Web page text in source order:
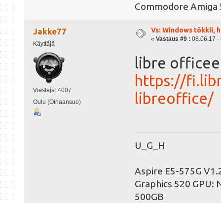
Commodore Amiga
Jakke77
Käyttäjä
Viestejä: 4007
Oulu (Oinaansuo)
Vs: Windows tökkii,
« Vastaus #9 : 08.06.17 -
libre
https://
libreoffice/
U_G_H
Aspire E5-575G
Graphics 520 GPU:
500GB